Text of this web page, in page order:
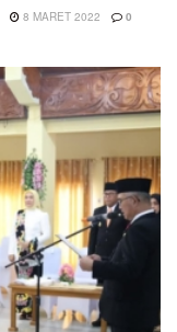
8 MARET 2022 0